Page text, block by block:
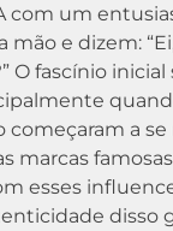
com um
mão e dizem:
O fascínio
começaram a se
marcas
esses
disso